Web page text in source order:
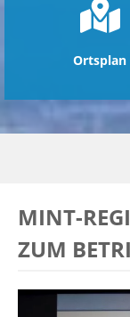
Ortsplan
MINT-
ZUM